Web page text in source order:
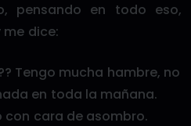
pensando en todo eso,
dice:
Tengo mucha hambre, no
en toda la mañana.
con cara de asombro.